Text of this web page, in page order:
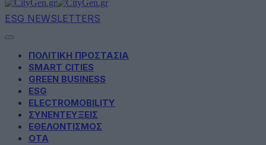
ESG NEWSLETTERS
ΠΟΛΙΤΙΚΗ ΠΡΟΣΤΑΣΙΑ
SMART CITIES
GREEN BUSINESS
ESG
ELECTROMOBILITY
ΣΥΝΕΝΤΕΥΞΕΙΣ
ΕΘΕΛΟΝΤΙΣΜΟΣ
ΟΤΑ